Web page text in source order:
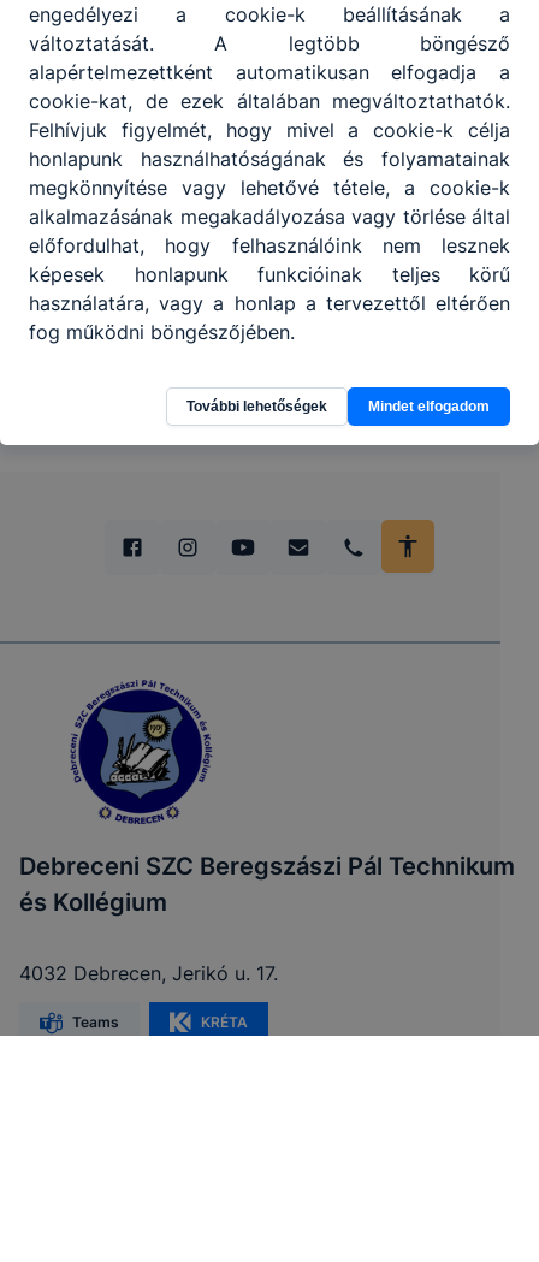
Debreceni SZC Beregszászi Pál Technikum
és Kollégium
4032 Debrecen, Jerikó u. 17.
Teams KRÉTA
engedélyezi a cookie-k beállításának a
változtatását. A legtöbb böngésző
alapértelmezettként automatikusan elfogadja a
cookie-kat, de ezek általában megváltoztathatók.
Felhívjuk figyelmét, hogy mivel a cookie-k célja
honlapunk használhatóságának és folyamatainak
megkönnyítése vagy lehetővé tétele, a cookie-k
alkalmazásának megakadályozása vagy törlése által
előfordulhat, hogy felhasználóink nem lesznek
képesek honlapunk funkcióinak teljes körű
használatára, vagy a honlap a tervezettől eltérően
fog működni böngészőjében.
További lehetőségek Mindet elfogadom